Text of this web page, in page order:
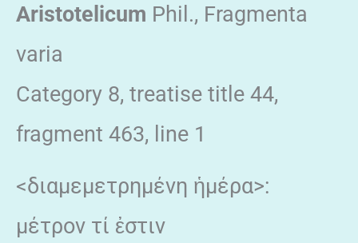
Aristotelicum Phil., Fragmenta
varia
Category 8, treatise title 44,
fragment 463, line 1
<διαμεμετρημένη ἡμέρα>:
μέτρον τί ἐστιν